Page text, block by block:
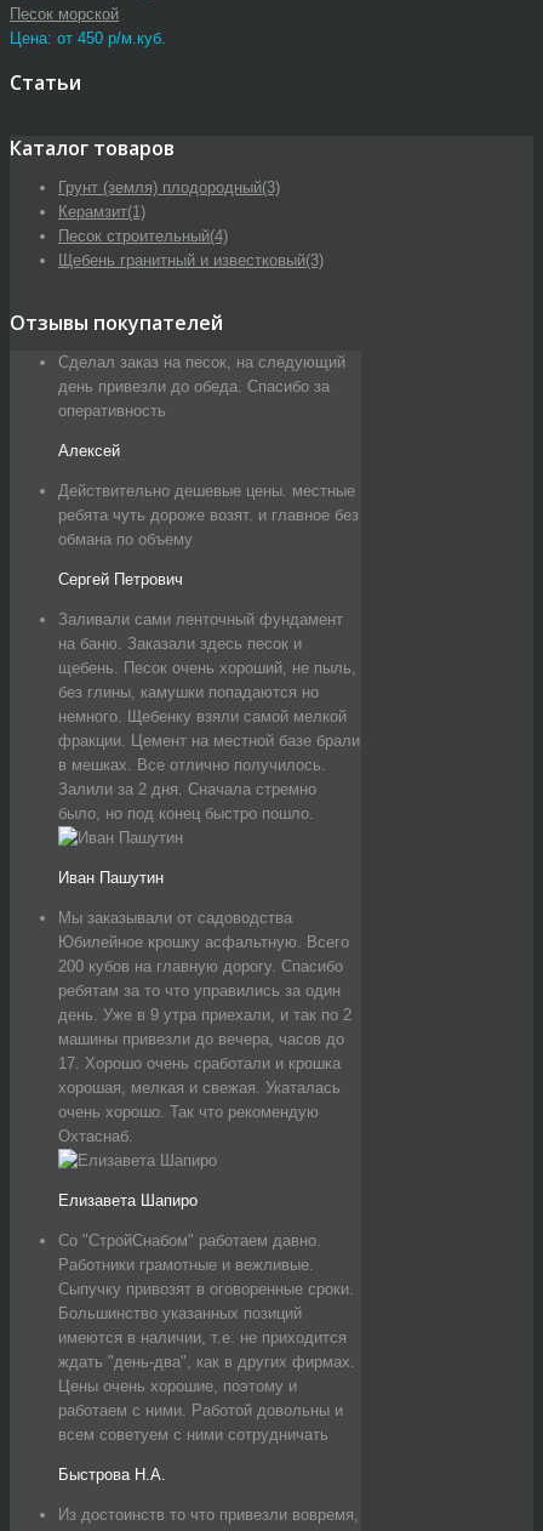
Песок морской
Цена: от 450 р/м.куб.
Статьи
Каталог товаров
Грунт (земля) плодородный(3)
Керамзит(1)
Песок строительный(4)
Щебень гранитный и известковый(3)
Отзывы покупателей
Сделал заказ на песок, на следующий
день привезли до обеда. Спасибо за
оперативность
Алексей
Действительно дешевые цены. местные
ребята чуть дороже возят. и главное без
обмана по объему
Сергей Петрович
Заливали сами ленточный фундамент
на баню. Заказали здесь песок и
щебень. Песок очень хороший, не пыль,
без глины, камушки попадаются но
немного. Щебенку взяли самой мелкой
фракции. Цемент на местной базе брали
в мешках. Все отлично получилось.
Залили за 2 дня. Сначала стремно
было, но под конец быстро пошло.
Иван Пашутин
Мы заказывали от садоводства
Юбилейное крошку асфальтную. Всего
200 кубов на главную дорогу. Спасибо
ребятам за то что управились за один
день. Уже в 9 утра приехали, и так по 2
машины привезли до вечера, часов до
17. Хорошо очень сработали и крошка
хорошая, мелкая и свежая. Укаталась
очень хорошо. Так что рекомендую
Охтаснаб.
Елизавета Шапиро
Со "СтройСнабом" работаем давно.
Работники грамотные и вежливые.
Сыпучку привозят в оговоренные сроки.
Большинство указанных позиций
имеются в наличии, т.е. не приходится
ждать "день-два", как в других фирмах.
Цены очень хорошие, поэтому и
работаем с ними. Работой довольны и
всем советуем с ними сотрудничать
Быстрова Н.А.
Из достоинств то что привезли вовремя,